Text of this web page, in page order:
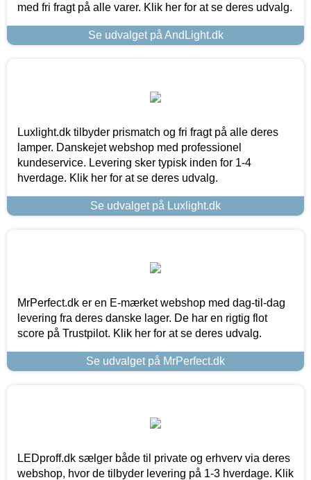
med fri fragt på alle varer. Klik her for at se deres udvalg.
Se udvalget på AndLight.dk
Luxlight.dk tilbyder prismatch og fri fragt på alle deres
lamper. Danskejet webshop med professionel
kundeservice. Levering sker typisk inden for 1-4
hverdage. Klik her for at se deres udvalg.
Se udvalget på Luxlight.dk
MrPerfect.dk er en E-mærket webshop med dag-til-dag
levering fra deres danske lager. De har en rigtig flot
score på Trustpilot. Klik her for at se deres udvalg.
Se udvalget på MrPerfect.dk
LEDproff.dk sælger både til private og erhverv via deres
webshop, hvor de tilbyder levering på 1-3 hverdage. Klik